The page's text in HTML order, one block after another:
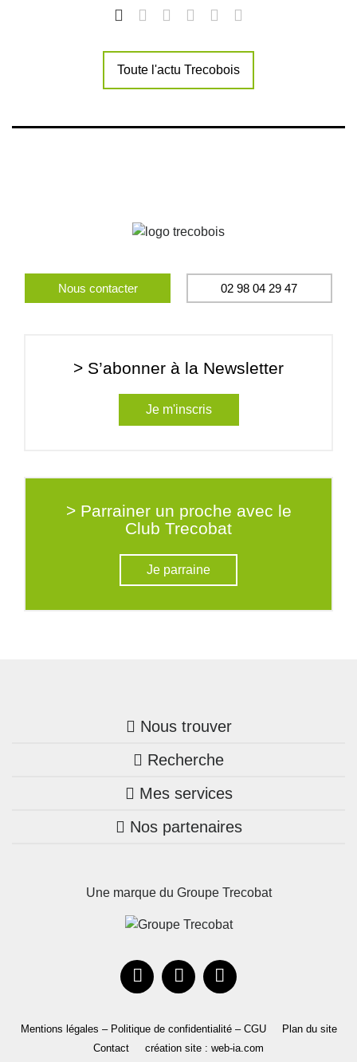
Toute l'actu Trecobois
Nous contacter 02 98 04 29 47
> S’abonner à la Newsletter
Je m'inscris
> Parrainer un proche avec le
Club Trecobat
Je parraine
Nous trouver
Trouver une agence
Bretagne
Pays de la Loire
Occitanie
Recherche
Nos annonces
Maison + terrain
Mes services
Mon compte Trecobois
Parrainez un proche!
Nos partenaires
Une marque du Groupe Trecobat
Mentions légales – Politique de confidentialité – CGU
Plan du site
Contact
création site : web-ia.com